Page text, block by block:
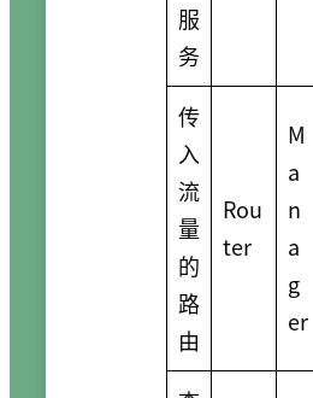
服
务
传
入
流
量
的
路
由
Rou
ter
M
a
n
a
g
er